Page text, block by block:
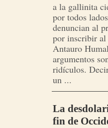
a la gallinita
por todos
denuncian al
por inscribir al
Antauro
argumentos
ridículos.
un ...
La
fin de